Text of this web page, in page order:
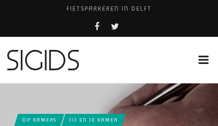
FIETSPARKEREN IN DELFT
PIZZERIA POMPEÏ ￼
COCKTAILS ON THE SPOT!
OP KAMERS JIJ EN JE KAMER